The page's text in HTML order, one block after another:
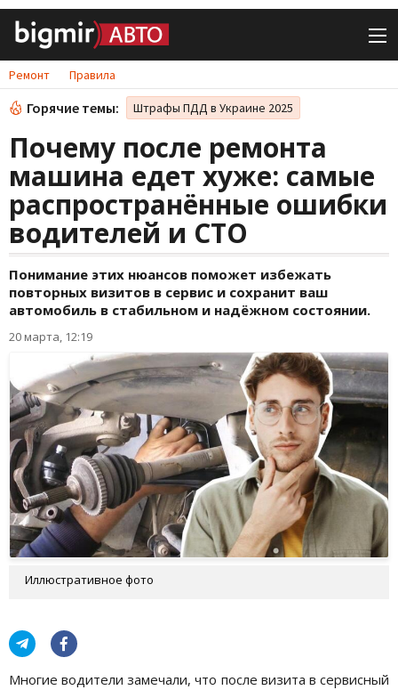
Ремонт Правила
Горячие темы: Штрафы ПДД в Украине 2025
Почему после ремонта
машина едет хуже: самые
распространённые ошибки
водителей и СТО
Понимание этих нюансов поможет избежать
повторных визитов в сервис и сохранит ваш
автомобиль в стабильном и надёжном состоянии.
20 марта, 12:19
Иллюстративное фото
Многие водители замечали, что после визита в сервисный